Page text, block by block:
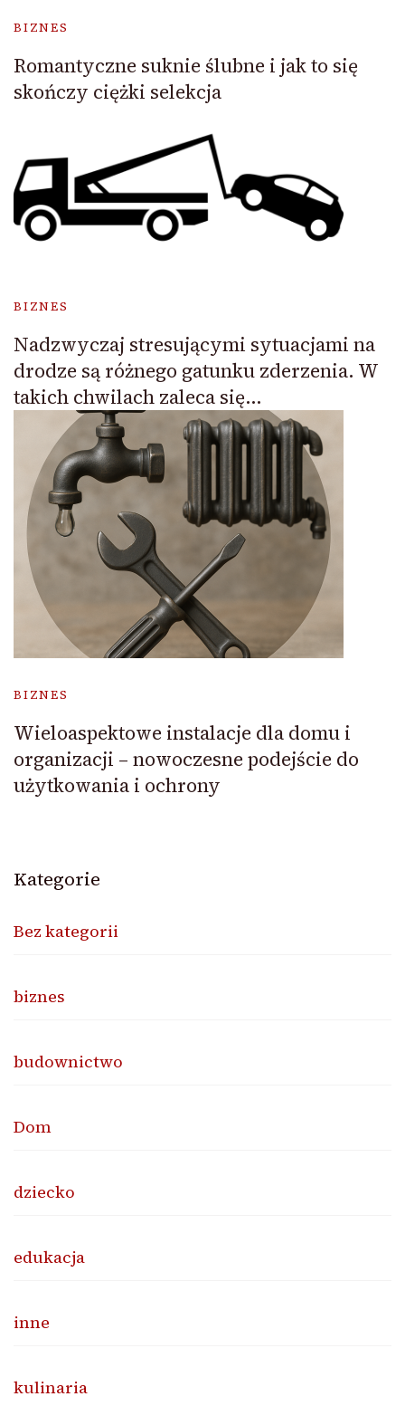
BIZNES
Romantyczne suknie ślubne i jak to się
skończy ciężki selekcja
BIZNES
Nadzwyczaj stresującymi sytuacjami na
drodze są różnego gatunku zderzenia. W
takich chwilach zaleca się…
BIZNES
Wieloaspektowe instalacje dla domu i
organizacji – nowoczesne podejście do
użytkowania i ochrony
Kategorie
Bez kategorii
biznes
budownictwo
Dom
dziecko
edukacja
inne
kulinaria